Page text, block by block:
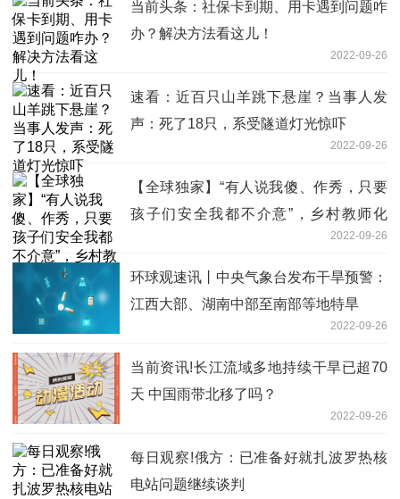
当前头条：社保卡到期、用卡遇到问题咋
办？解决方法看这儿！
2022-09-26
速看：近百只山羊跳下悬崖？当事人发
声：死了18只，系受隧道灯光惊吓
2022-09-26
【全球独家】“有人说我傻、作秀，只要
孩子们安全我都不介意”，乡村教师化
2022-09-26
环球观速讯丨中央气象台发布干旱预警：
江西大部、湖南中部至南部等地特旱
2022-09-26
当前资讯!长江流域多地持续干旱已超70
天 中国雨带北移了吗？
2022-09-26
每日观察!俄方：已准备好就扎波罗热核
电站问题继续谈判